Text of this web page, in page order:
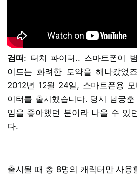
검떠: 터치 파이터.. 스마트폰이
이드는 화려한 도약을 해나갔었
2012년 12월 24일, 스마트폰용
이터를 출시했습니다. 당시 남궁
임을 좋아했던 분이라 나올 수 있
다.
출시될 때 총 8명의 캐릭터만 사용